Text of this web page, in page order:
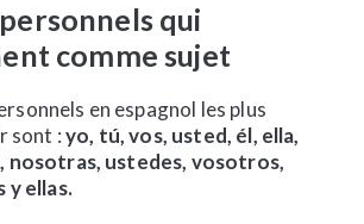
qui
comme sujet
en espagnol les plus
sont :yo, tú, vos, usted, él, ella,
nosotras, ustedes, vosotros,
y ellas.